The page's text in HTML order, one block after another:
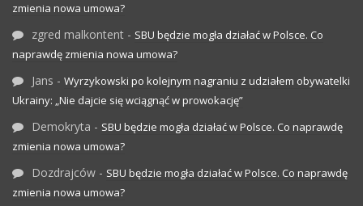
zmienia nowa umowa?
zgred malkontent - SBU będzie mogła działać w Polsce. Co
naprawdę zmienia nowa umowa?
Jans - Wyrzykowski po kolejnym nagraniu z udziałem obywatelki
Ukrainy: „Nie dajcie się wciągnąć w prowokację”
Demokryta - SBU będzie mogła działać w Polsce. Co naprawdę
zmienia nowa umowa?
Dozdrajców - SBU będzie mogła działać w Polsce. Co naprawdę
zmienia nowa umowa?